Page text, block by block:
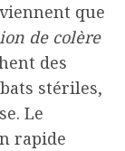
que
de colère
des
stériles,
Le
rapide